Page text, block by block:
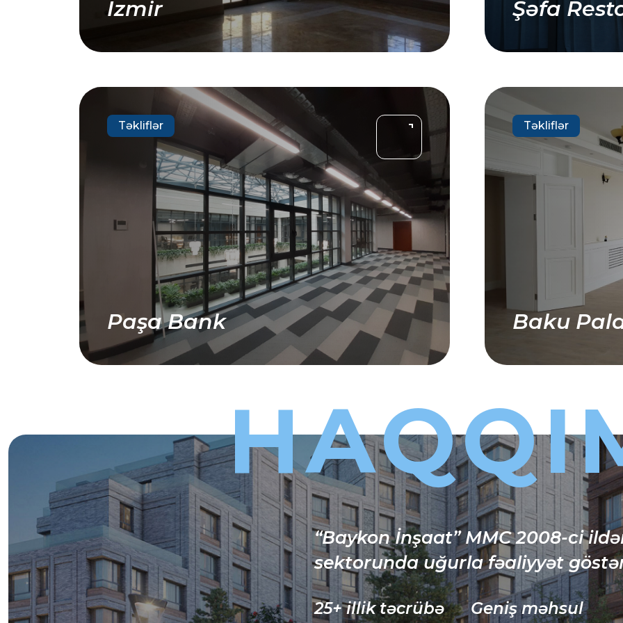
İzmir Şəfa
Paşa Bank
Təkliflər
Baku
Təkliflər
“Baykon İnşaat” MMC 2008-ci
sektorunda uğurla fəaliyyət
25+ illik təcrübə Geniş məhsul